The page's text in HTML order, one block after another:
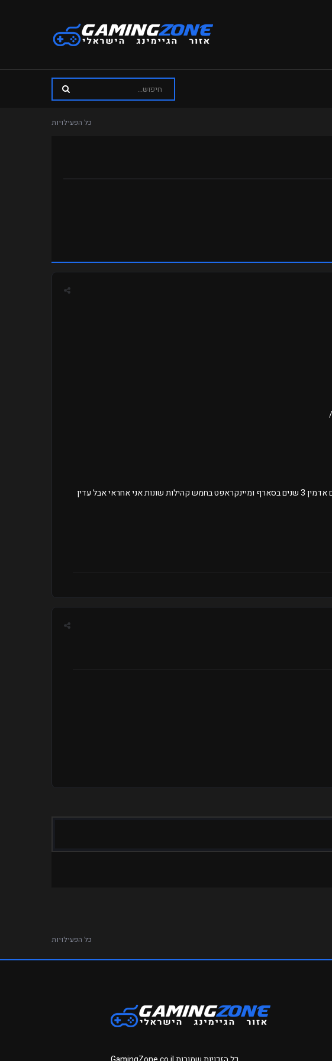
כל הפעילויות
אני הרבה זמן בשרת יכול לעזור יש לי ניסיון של הרבה זמן סארף 6 שנים אדמין 3 שנים בסארף ומיינקראפט בחמש קהילות שונות אני אחראי אבל עדין
כל הפעילויות